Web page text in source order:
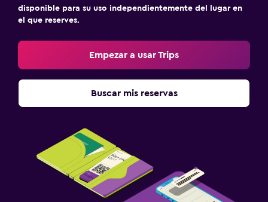
disponible para su uso independientemente del lugar en
el que reserves.
Empezar a usar Trips
Buscar mis reservas